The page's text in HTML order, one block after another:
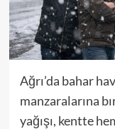
Ağrı’da bahar
manzaralarına
yağışı, kentte